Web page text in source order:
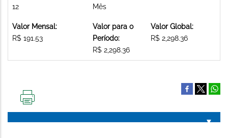
12
Mês
Valor Mensal:
R$ 191.53
Valor para o
Período:
R$ 2,298.36
Valor Global:
R$ 2,298.36
PÁGINA